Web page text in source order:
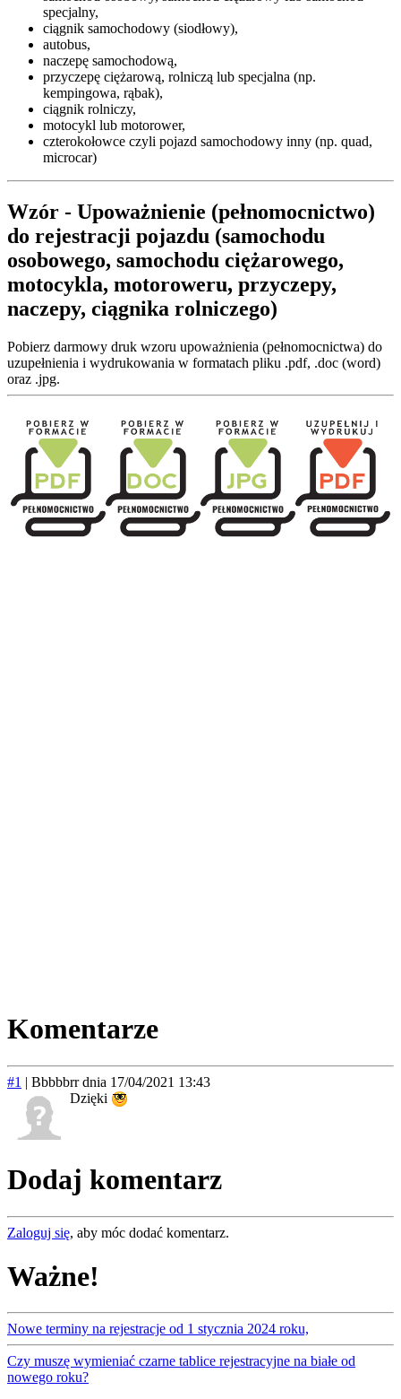
specjalny,
ciągnik samochodowy (siodłowy),
autobus,
naczepę samochodową,
przyczepę ciężarową, rolniczą lub specjalna (np.
kempingowa, rąbak),
ciągnik rolniczy,
motocykl lub motorower,
czterokołowce czyli pojazd samochodowy inny (np. quad,
microcar)
Wzór - Upoważnienie (pełnomocnictwo)
do rejestracji pojazdu (samochodu
osobowego, samochodu ciężarowego,
motocykla, motoroweru, przyczepy,
naczepy, ciągnika rolniczego)
Pobierz darmowy druk wzoru upoważnienia (pełnomocnictwa) do
uzupełnienia i wydrukowania w formatach pliku .pdf, .doc (word)
oraz .jpg.
Komentarze
#1 | Bbbbbrr dnia 17/04/2021 13:43
Dzięki
Dodaj komentarz
Zaloguj się, aby móc dodać komentarz.
Ważne!
Nowe terminy na rejestracje od 1 stycznia 2024 roku,
Czy muszę wymieniać czarne tablice rejestracyjne na białe od
nowego roku?